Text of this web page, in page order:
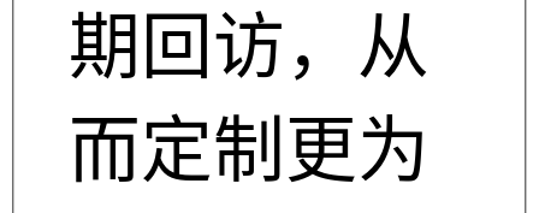
期回访，从
而定制更为